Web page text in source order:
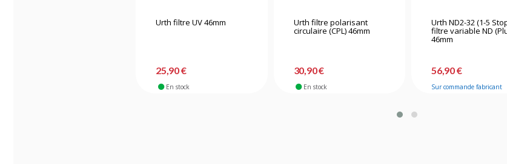
Urth filtre UV 46mm
25,90 €
En stock
Urth filtre polarisant
circulaire (CPL) 46mm
30,90 €
En stock
Urth ND2-32 (1-5
filtre variable ND
46mm
56,90 €
Sur commande fabricant